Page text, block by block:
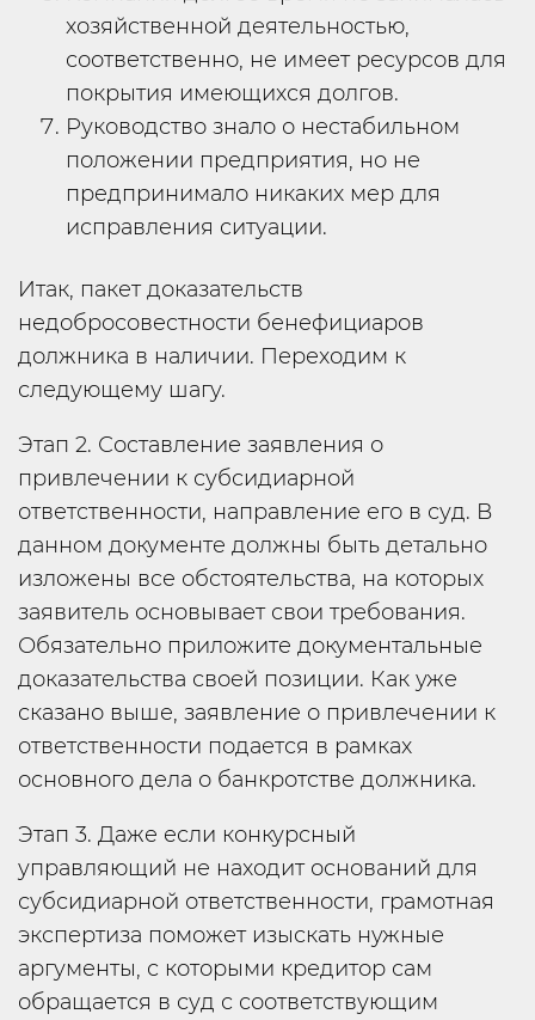
хозяйственной деятельностью,
соответственно, не имеет ресурсов для
покрытия имеющихся долгов.
Руководство знало о нестабильном
положении предприятия, но не
предпринимало никаких мер для
исправления ситуации.
Итак, пакет доказательств
недобросовестности бенефициаров
должника в наличии. Переходим к
следующему шагу.
Этап 2. Составление заявления о
привлечении к субсидиарной
ответственности, направление его в суд. В
данном документе должны быть детально
изложены все обстоятельства, на которых
заявитель основывает свои требования.
Обязательно приложите документальные
доказательства своей позиции. Как уже
сказано выше, заявление о привлечении к
ответственности подается в рамках
основного дела о банкротстве должника.
Этап 3. Даже если конкурсный
управляющий не находит оснований для
субсидиарной ответственности, грамотная
экспертиза поможет изыскать нужные
аргументы, с которыми кредитор сам
обращается в суд с соответствующим